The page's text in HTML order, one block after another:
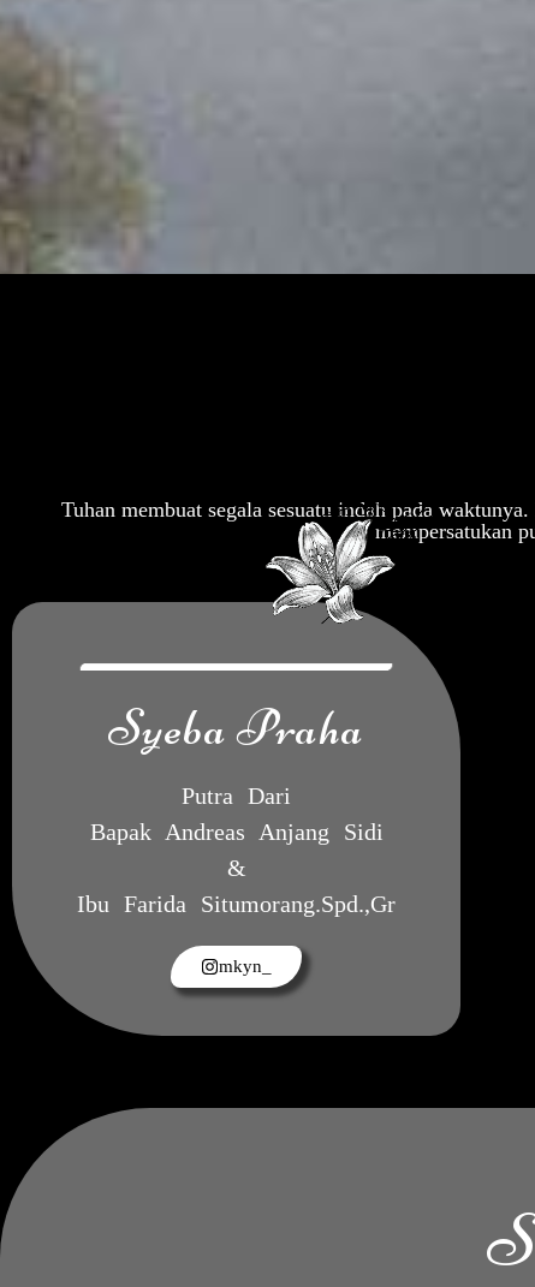
Tuhan membuat segala sesuatu indah pada
mempersatukan
Syeba Praha
Putra Dari
Bapak Andreas Anjang Sidi
&
Ibu Farida Situmorang.Spd.,Gr
mkyn_